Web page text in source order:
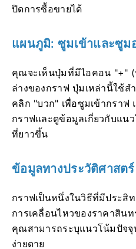
ปิดการซื้อขายได้
แผนภูมิ: ซูมเข้าและซูม
คุณจะเห็นปุ่มที่มีไอคอน "+"
ล่างของกราฟ ปุ่มเหล่านี้ใช้
คลิก "บวก" เพื่อซูมเข้ากราฟ
กราฟและดูข้อมูลเกี่ยวกับแน
ที่ยาวขึ้น
ข้อมูลทางประวัติศาสตร์
กราฟเป็นหนึ่งในวิธีที่มีประสิ
การเคลื่อนไหวของราคาสิน
คุณสามารถระบุแนวโน้มปัจจุ
ง่ายดาย